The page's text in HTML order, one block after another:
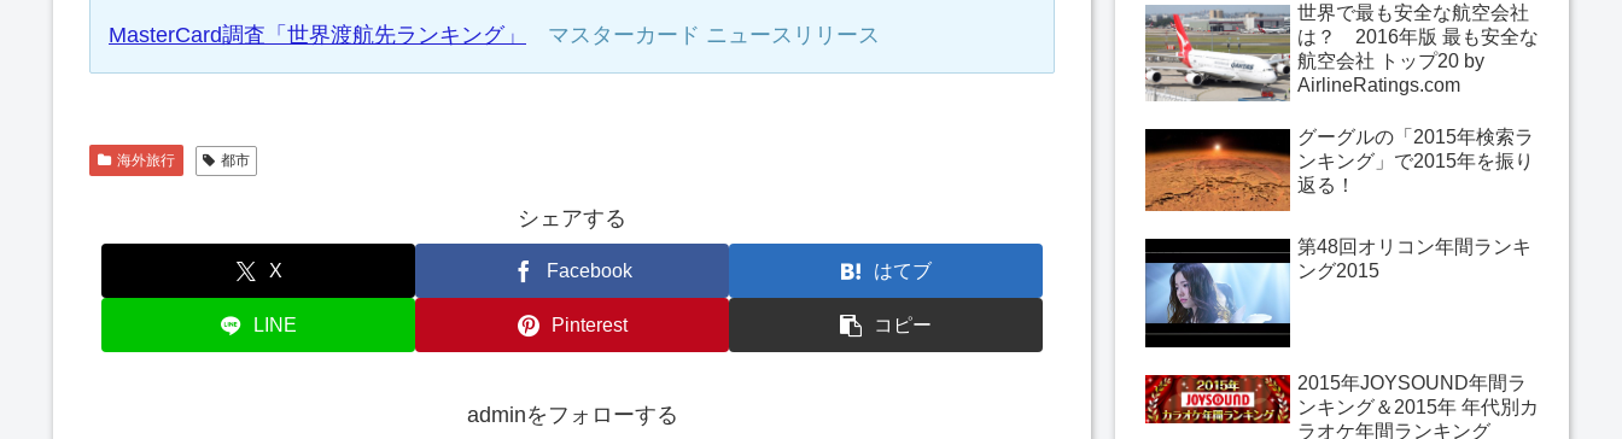
MasterCard調査「世界渡航先ランキング」 マスターカード ニュースリリース
海外旅行 都市
シェアする
X Facebook はてブ
LINE Pinterest コピー
adminをフォローする
世界で最も安全な航空会社
は？ 2016年版 最も安全な
航空会社 トップ20 by
AirlineRatings.com
グーグルの「2015年検索ラ
ンキング」で2015年を振り
返る！
第48回オリコン年間ランキ
ング2015
2015年JOYSOUND年間ラ
ンキング＆2015年 年代別カ
ラオケ年間ランキング